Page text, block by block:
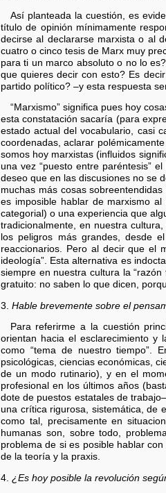
Así planteada la cuestión, es
título de opinión mínimamente
decirse al declararse marxista o al
cuatro o cinco tesis de Marx muy
para ti un marco absoluto o no lo
que quieres decir con esto? Es
partido político? –y esta respuesta
“Marxismo” significa pues hoy
esta constatación sacaría (para
estado actual del vocabulario, casi
coordenadas, aclarar
somos hoy marxistas (influidos
una vez “puesto entre paréntesis”
deseo que en las discusiones no se
muchas más cosas
es imposible hablar de marxismo
categorial) o una experiencia que
tradicionalmente, en nuestra
los peligros más grandes, desde
reaccionarios. Pero al decir que el
ideología”. Esta alternativa es
siempre en nuestra cultura la
gratuito: no saben lo que dicen,
3. Hable brevemente sobre el
Para referirme a la cuestión
orientan hacia el esclarecimiento y
como “tema de nuestro tiempo”.
psicológicas, ciencias económicas,
de un modo rutinario), y en el
profesional en los últimos años
dote de puestos estatales de
una crítica rigurosa, sistemática, de
como tal, precisamente en
humanas son, sobre todo,
problema de si es posible hablar
de la teoría y la praxis.
4. ¿Es hoy posible la revolución